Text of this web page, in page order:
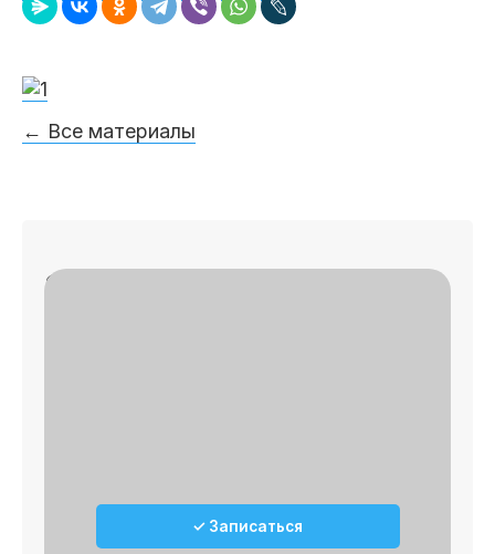
← Все материалы
Записаться на приём
✓ Записаться